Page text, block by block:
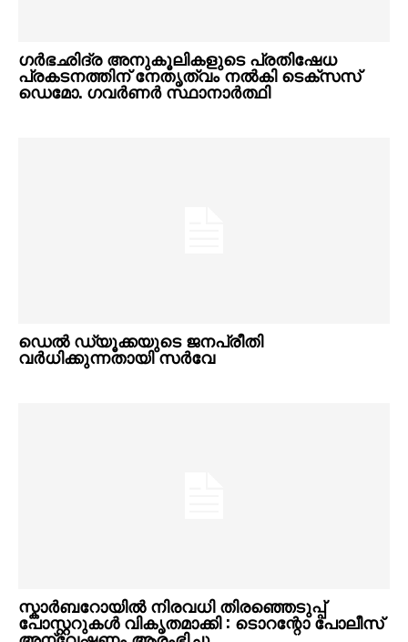
ഗര്‍ഭഛിദ്ര അനുകൂലികളുടെ പ്രതിഷേധ
പ്രകടനത്തിന് നേതൃത്വം നല്‍കി ടെക്‌സസ്
ഡെമോ. ഗവര്‍ണര്‍ സ്ഥാനാര്‍ത്ഥി
ഡെൽ ഡ്യൂക്കയുടെ ജനപ്രീതി
വർധിക്കുന്നതായി സർവേ
സ്കാർബറോയിൽ നിരവധി തിരഞ്ഞെടുപ്പ്
പോസ്റ്ററുകൾ വികൃതമാക്കി : ടൊറന്റോ പോലീസ്